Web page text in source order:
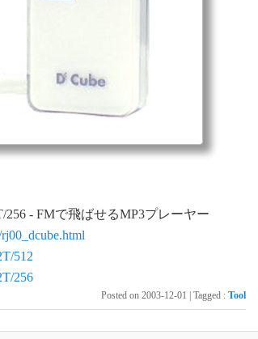
256 - FMで飛ばせるMP3プレーヤー
512
256
Posted on 2003-12-01 Tagged : Tool